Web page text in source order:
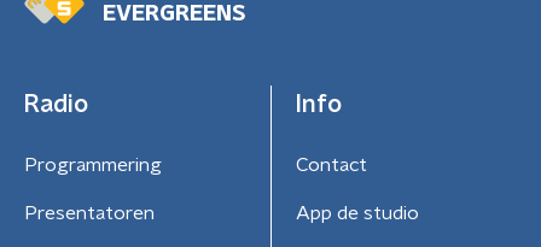
EVERGREENS
Radio
Programmering
Presentatoren
Info
Contact
App de studio